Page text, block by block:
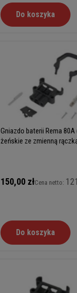
Do koszyka
Gniazdo baterii Rema 80A
żeńskie ze zmienną
150,00 złCena netto:
Do koszyka